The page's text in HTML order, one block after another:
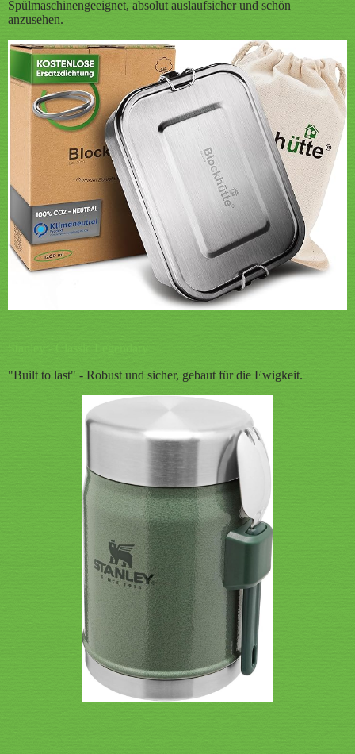
Spülmaschinengeeignet, absolut auslaufsicher und schön
anzusehen.
"Built to last" - Robust und sicher, gebaut für die Ewigkeit.